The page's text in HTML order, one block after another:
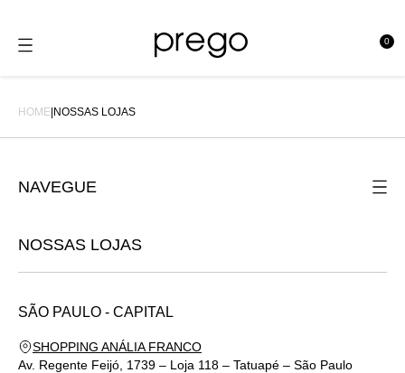
0
HOME|NOSSAS LOJAS
NAVEGUE
Política de Privacidade
NOSSAS LOJAS
SÃO PAULO - CAPITAL
SHOPPING ANÁLIA FRANCO
Av. Regente Feijó, 1739 – Loja 118 – Tatuapé – São Paulo